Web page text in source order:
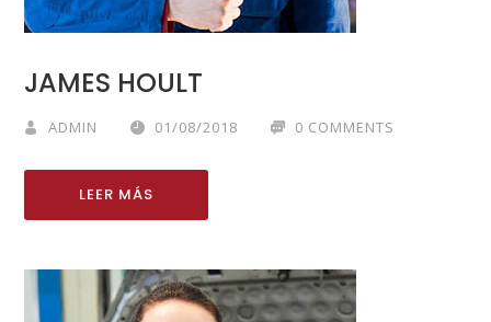
JAMES HOULT
ADMIN 01/08/2018 0 COMMENTS
LEER MÁS